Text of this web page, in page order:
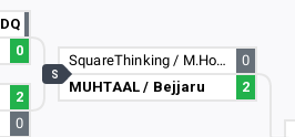
DQ
0
2
0
SquareThinking / M.Hot Dog
0
MUHTAAL / Bejjaru
2
S